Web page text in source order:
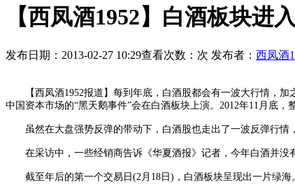
【西凤酒1952】白酒板块进
发布日期：2013-02-27 10:29查看次数： 次 发布者： 西凤酒
【西凤酒1952报道】每到年底，白酒股都会有一波大行情，加
中国资本市场的“黑天鹅事件”会在白酒板块上演。2012年11月底
虽然在大盘强势反弹的带动下，白酒股也走出了一波反弹行情
在采访中，一些经销商告诉《华夏酒报》记者，今年白酒并没
截至年后的第一个交易日(2月18日)，白酒板块呈现出一片绿海